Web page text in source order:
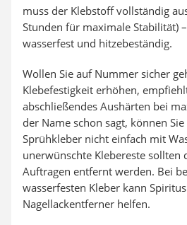
muss der Klebstoff vollständig
Stunden für maximale Stabilität)
wasserfest und hitzebeständig.
Wollen Sie auf Nummer sicher
Klebefestigkeit erhöhen,
abschließendes Aushärten bei
der Name schon sagt, können
Sprühkleber nicht einfach mit
unerwünschte Klebereste sollten
Auftragen entfernt werden. Bei
wasserfesten Kleber kann
Nagellackentferner helfen.